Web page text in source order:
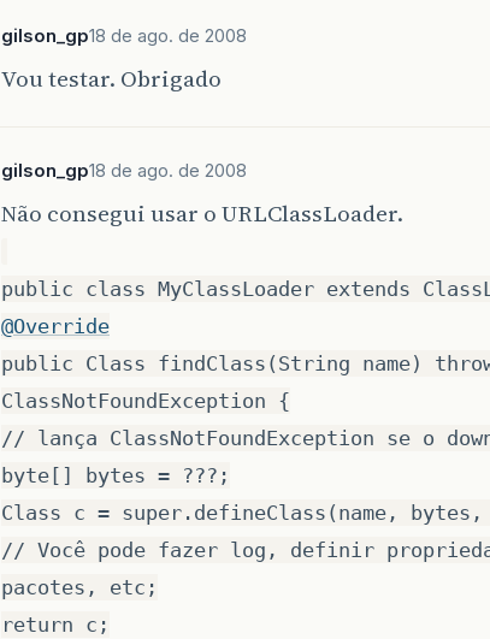
gilson_gp18 de ago. de 2008
Vou testar. Obrigado
gilson_gp18 de ago. de 2008
Não consegui usar o URLClassLoader.
public class MyClassLoader extends
@Override
public Class findClass(String name)
ClassNotFoundException {
// lança ClassNotFoundException se o
byte[] bytes = ???;
Class c = super.defineClass(name,
// Você pode fazer log, definir
pacotes, etc;
return c;